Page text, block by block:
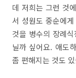
데 저희는 그런 것에
서 성원도 중순에
것을 병수의 장례식
닐까 싶어요. 애도
좀 편해지는 것도